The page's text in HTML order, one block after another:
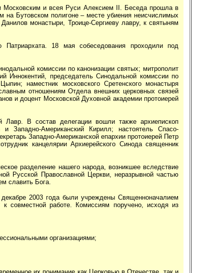
Московским и всея Руси Алексием II. Беседа прошла в
Бутовском полигоне – месте убиения неисчислимых
монастыри, Троице-Сергиеву лавру, к святыням
18 мая собеседования проходили под
комиссии по канонизации святых; митрополит
Иннокентий, председатель Синодальной комиссии по
наместник московского Сретенского монастыря
отношениям Отдела внешних церковных связей
и доцент Московской Духовной академии протоиерей
Лавр. В состав делегации вошли также архиепископ
Западно-Американский Кирилл; настоятель Спасо-
Западно-Американской епархии протоиерей Петр
канцелярии Архиерейского Синода священник
разделение нашего народа, возникшее вследствие
Русской Православной Церкви, неразрывной частью
славить Бога.
2003 года были учреждены Священноначалием
совместной работе. Комиссиям поручено, исходя из
организациями;